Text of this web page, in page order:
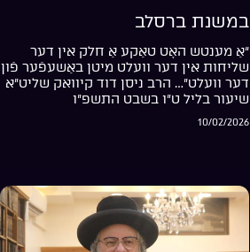
במשנת ברסלב
“אַ מענטש האָט טאַקע אַ חלק אין דער
שליחות אין דער וועלט מיטן באַשעפֿער פֿון
דער וועלט”… הרב ניסן דוד קיוואק שליט”א
שיעור בליל ט”ו בשבט התשפ”ו
10/02/2026